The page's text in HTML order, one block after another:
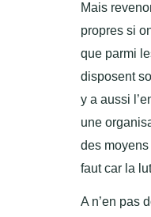
Mais
propres si
que parmi
disposent
y a aussi
une
des
faut car la
A n’en pas